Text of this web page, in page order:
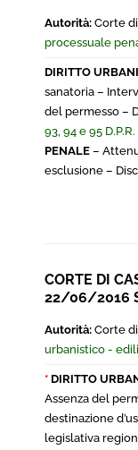
Autorità: Corte di
processuale
DIRITTO
sanatoria –
del permesso –
93, 94 e 95
PENALE –
esclusione –
CORTE DI
22/06/2016
Autorità: Corte di
urbanistico -
* DIRITTO
Assenza del
destinazione
legislativa